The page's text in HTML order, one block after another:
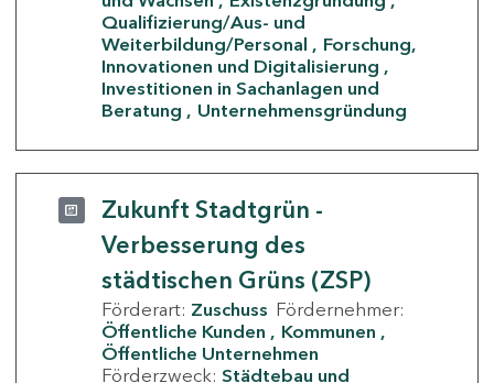
Qualifizierung/Aus- und
Weiterbildung/Personal
Forschung,
Innovationen und Digitalisierung
Investitionen in Sachanlagen und
Beratung
Unternehmensgründung
Zukunft Stadtgrün -
Verbesserung des
städtischen Grüns (ZSP)
Förderart: Zuschuss Fördernehmer:
Öffentliche Kunden
Kommunen
Öffentliche Unternehmen
Förderzweck: Städtebau und